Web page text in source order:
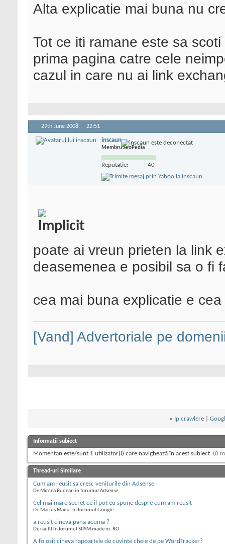
Alta explicatie mai buna nu
Tot ce iti ramane este sa
prima pagina catre cele
cazul in care nu ai link
29th June 2008, 22:51
inscaun
Membru SeoPedia
Reputatie: 40
poate ai vreun prieten la link
deasemenea e posibil sa o fi
cea mai buna explicatie e
[Vand] Advertoriale pe
« Ip crawlere
Informații subiect
Momentan este/sunt 1 utilizator(i) care navighează în acest subiect. (0
Thread-uri Similare
Cum am reusit sa cresc veniturile din Adsense
De Mircea Budean în forumul Adsense
Cel mai mare secret ce il pot eu spune despre cum am reusit
De Marius Mailat în forumul Google
a reusit cineva pana acuma ?
De raulll în forumul SPAM made in .RO
A folosit cineva rapoartele de cuvinte cheie de pe WordTracker?